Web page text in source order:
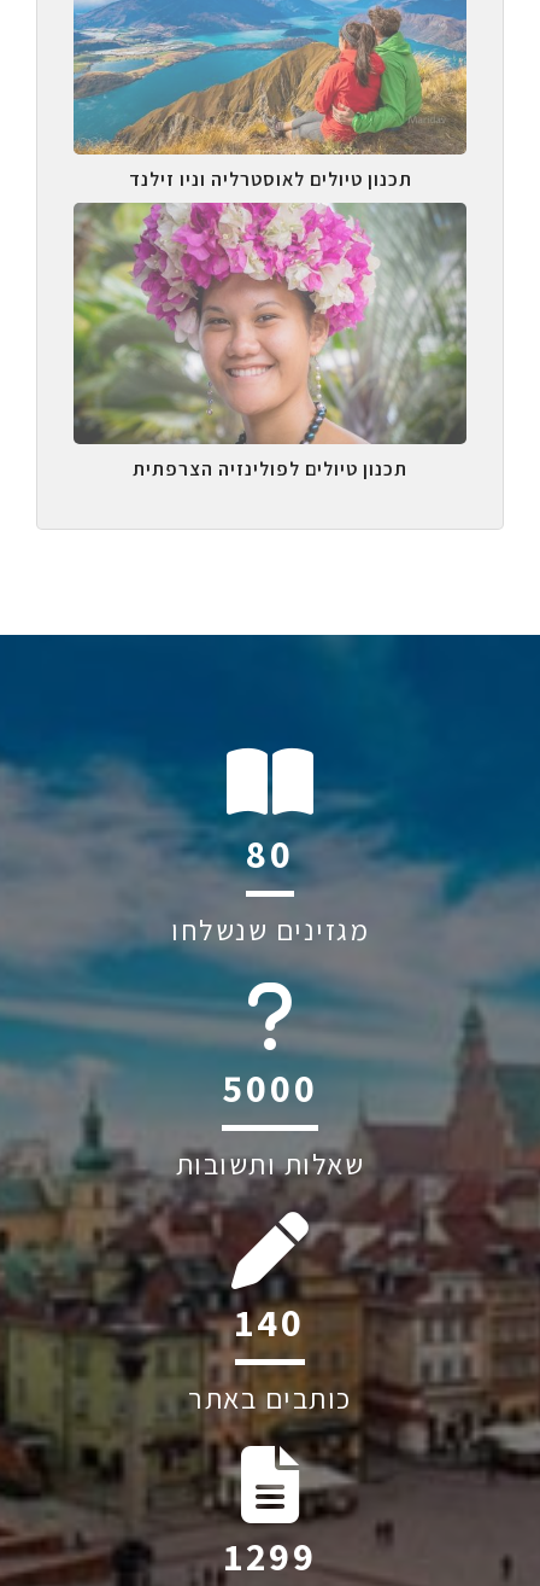
תכנון טיולים לאוסטרליה וניו זילנד
תכנון טיולים לפולינזיה הצרפתית
122
מגזינים שנשלחו
6045
שאלות ותשובות
213
כותבים באתר
1982